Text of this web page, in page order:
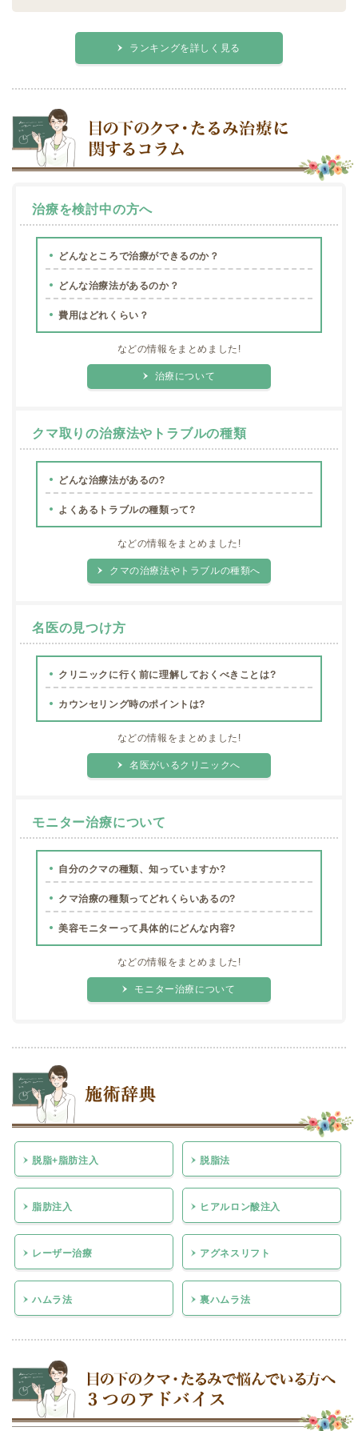
ランキングを詳しく見る
治療を検討中の方へ
どんなところで治療ができるのか？
どんな治療法があるのか？
費用はどれくらい？
などの情報をまとめました!
治療について
クマ取りの治療法やトラブルの種類
どんな治療法があるの?
よくあるトラブルの種類って?
などの情報をまとめました!
クマの治療法やトラブルの種類へ
名医の見つけ方
クリニックに行く前に理解しておくべきことは?
カウンセリング時のポイントは?
などの情報をまとめました!
名医がいるクリニックへ
モニター治療について
自分のクマの種類、知っていますか?
クマ治療の種類ってどれくらいあるの?
美容モニターって具体的にどんな内容?
などの情報をまとめました!
モニター治療について
脱脂+脂肪注入 脱脂法
脂肪注入 ヒアルロン酸注入
レーザー治療 アグネスリフト
ハムラ法 裏ハムラ法